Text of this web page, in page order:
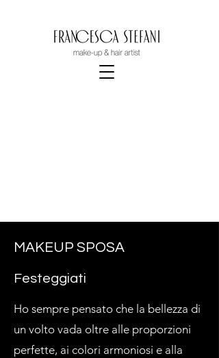
MAKEUP SPOSA
Festeggiati
Ho sempre pensato che la bellezza di
un volto vada oltre alle proporzioni
perfette, ai colori armoniosi e alla